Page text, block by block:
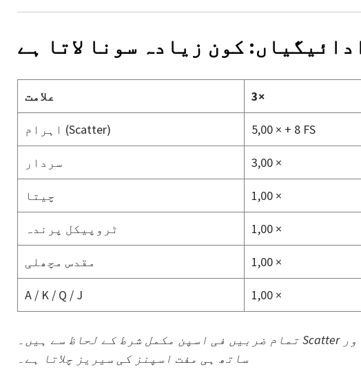
کون زیادہ سونا لاتا ہے
علامت 3×
اہرام (Scatter) ‎5,00 × + 8 FS
سردار ‎3,00 ×
چیتا ‎1,00 ×
ٹروپیکل پرندہ ‎1,00 ×
مقدس مچھلی ‎1,00 ×
A / K / Q / J ‎1,00 ×
تمام ضربیں فی اسپن مکمل شرط کے لحاظ سے ہیں۔ Scatter میدان میں کسی بھی پوزیشن پر ادا ہوتا ہے اور
ساتھ ہی مفت اسپنز کی سیریز چلاتا ہے۔